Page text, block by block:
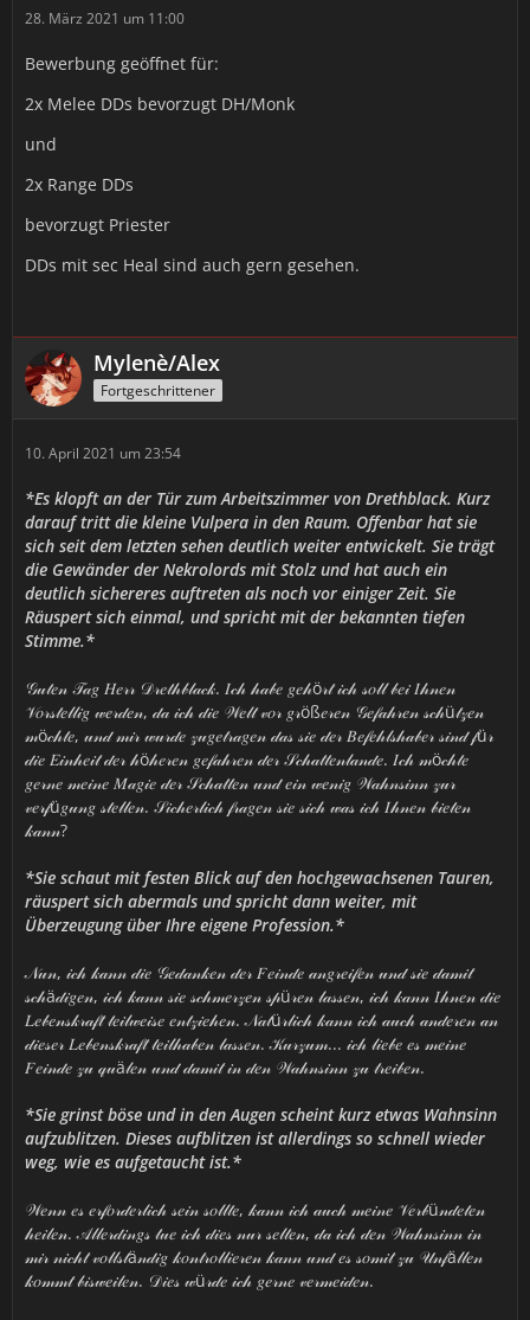
28. März 2021 um 11:00
Bewerbung geöffnet für:
2x Melee DDs bevorzugt DH/Monk
und
2x Range DDs
bevorzugt Priester
DDs mit sec Heal sind auch gern gesehen.
Mylenè/Alex
Fortgeschrittener
10. April 2021 um 23:54
*Es klopft an der Tür zum Arbeitszimmer von Drethblack. Kurz
darauf tritt die kleine Vulpera in den Raum. Offenbar hat sie
sich seit dem letzten sehen deutlich weiter entwickelt. Sie trägt
die Gewänder der Nekrolords mit Stolz und hat auch ein
deutlich sichereres auftreten als noch vor einiger Zeit. Sie
Räuspert sich einmal, und spricht mit der bekannten tiefen
Stimme.*
𝒢𝓊𝓉𝑒𝓃 𝒯𝒶𝑔 𝐻𝑒𝓇𝓇 𝒟𝓇𝑒𝓉𝒽𝒷𝓁𝒶𝒸𝓀. 𝐼𝒸𝒽 𝒽𝒶𝒷𝑒 𝑔𝑒𝒽ö𝓇𝓉 𝒾𝒸𝒽 𝓈𝑜𝓁𝓁 𝒷𝑒𝒾 𝐼𝒽𝓃𝑒𝓃
𝒱𝑜𝓇𝓈𝓉𝑒𝓁𝓁𝒾𝑔 𝓌𝑒𝓇𝒹𝑒𝓃, 𝒹𝒶 𝒾𝒸𝒽 𝒹𝒾𝑒 𝒲𝑒𝓁𝓉 𝓋𝑜𝓇 𝑔𝓇öß𝑒𝓇𝑒𝓃 𝒢𝑒𝒻𝒶𝒽𝓇𝑒𝓃 𝓈𝒸𝒽ü𝓉𝓏𝑒𝓃
𝓂ö𝒸𝒽𝓉𝑒, 𝓊𝓃𝒹 𝓂𝒾𝓇 𝓌𝓊𝓇𝒹𝑒 𝓏𝓊𝑔𝑒𝓉𝓇𝒶𝑔𝑒𝓃 𝒹𝒶𝓈 𝓈𝒾𝑒 𝒹𝑒𝓇 𝐵𝑒𝒻𝑒𝒽𝓁𝓈𝒽𝒶𝒷𝑒𝓇 𝓈𝒾𝓃𝒹 𝒻ü𝓇
𝒹𝒾𝑒 𝐸𝒾𝓃𝒽𝑒𝒾𝓉 𝒹𝑒𝓇 𝒽ö𝒽𝑒𝓇𝑒𝓃 𝑔𝑒𝒻𝒶𝒽𝓇𝑒𝓃 𝒹𝑒𝓇 𝒮𝒸𝒽𝒶𝓉𝓉𝑒𝓃𝓁𝒶𝓃𝒹𝑒. 𝐼𝒸𝒽 𝓂ö𝒸𝒽𝓉𝑒
𝑔𝑒𝓇𝓃𝑒 𝓂𝑒𝒾𝓃𝑒 𝑀𝒶𝑔𝒾𝑒 𝒹𝑒𝓇 𝒮𝒸𝒽𝒶𝓉𝓉𝑒𝓃 𝓊𝓃𝒹 𝑒𝒾𝓃 𝓌𝑒𝓃𝒾𝑔 𝒲𝒶𝒽𝓃𝓈𝒾𝓃𝓃 𝓏𝓊𝓇
𝓋𝑒𝓇𝒻ü𝑔𝓊𝓃𝑔 𝓈𝓉𝑒𝓁𝓁𝑒𝓃. 𝒮𝒾𝒸𝒽𝑒𝓇𝓁𝒾𝒸𝒽 𝒻𝓇𝒶𝑔𝑒𝓃 𝓈𝒾𝑒 𝓈𝒾𝒸𝒽 𝓌𝒶𝓈 𝒾𝒸𝒽 𝐼𝒽𝓃𝑒𝓃 𝒷𝒾𝑒𝓉𝑒𝓃
𝓀𝒶𝓃𝓃?
*Sie schaut mit festen Blick auf den hochgewachsenen Tauren,
räuspert sich abermals und spricht dann weiter, mit
Überzeugung über Ihre eigene Profession.*
𝒩𝓊𝓃, 𝒾𝒸𝒽 𝓀𝒶𝓃𝓃 𝒹𝒾𝑒 𝒢𝑒𝒹𝒶𝓃𝓀𝑒𝓃 𝒹𝑒𝓇 𝐹𝑒𝒾𝓃𝒹𝑒 𝒶𝓃𝑔𝓇𝑒𝒾𝒻𝑒𝓃 𝓊𝓃𝒹 𝓈𝒾𝑒 𝒹𝒶𝓂𝒾𝓉
𝓈𝒸𝒽ä𝒹𝒾𝑔𝑒𝓃, 𝒾𝒸𝒽 𝓀𝒶𝓃𝓃 𝓈𝒾𝑒 𝓈𝒸𝒽𝓂𝑒𝓇𝓏𝑒𝓃 𝓈𝓅ü𝓇𝑒𝓃 𝓁𝒶𝓈𝓈𝑒𝓃, 𝒾𝒸𝒽 𝓀𝒶𝓃𝓃 𝐼𝒽𝓃𝑒𝓃 𝒹𝒾𝑒
𝐿𝑒𝒷𝑒𝓃𝓈𝓀𝓇𝒶𝒻𝓉 𝓉𝑒𝒾𝓁𝓌𝑒𝒾𝓈𝑒 𝑒𝓃𝓉𝓏𝒾𝑒𝒽𝑒𝓃. 𝒩𝒶𝓉ü𝓇𝓁𝒾𝒸𝒽 𝓀𝒶𝓃𝓃 𝒾𝒸𝒽 𝒶𝓊𝒸𝒽 𝒶𝓃𝒹𝑒𝓇𝑒𝓃 𝒶𝓃
𝒹𝒾𝑒𝓈𝑒𝓇 𝐿𝑒𝒷𝑒𝓃𝓈𝓀𝓇𝒶𝒻𝓉 𝓉𝑒𝒾𝓁𝒽𝒶𝒷𝑒𝓃 𝓁𝒶𝓈𝓈𝑒𝓃. 𝒦𝓊𝓇𝓏𝓊𝓂... 𝒾𝒸𝒽 𝓁𝒾𝑒𝒷𝑒 𝑒𝓈 𝓂𝑒𝒾𝓃𝑒
𝐹𝑒𝒾𝓃𝒹𝑒 𝓏𝓊 𝓆𝓊ä𝓁𝑒𝓃 𝓊𝓃𝒹 𝒹𝒶𝓂𝒾𝓉 𝒾𝓃 𝒹𝑒𝓃 𝒲𝒶𝒽𝓃𝓈𝒾𝓃𝓃 𝓏𝓊 𝓉𝓇𝑒𝒾𝒷𝑒𝓃.
*Sie grinst böse und in den Augen scheint kurz etwas Wahnsinn
aufzublitzen. Dieses aufblitzen ist allerdings so schnell wieder
weg, wie es aufgetaucht ist.*
𝒲𝑒𝓃𝓃 𝑒𝓈 𝑒𝓇𝒻𝑜𝓇𝒹𝑒𝓇𝓁𝒾𝒸𝒽 𝓈𝑒𝒾𝓃 𝓈𝑜𝓁𝓁𝓉𝑒, 𝓀𝒶𝓃𝓃 𝒾𝒸𝒽 𝒶𝓊𝒸𝒽 𝓂𝑒𝒾𝓃𝑒 𝒱𝑒𝓇𝒷ü𝓃𝒹𝑒𝓉𝑒𝓃
𝒽𝑒𝒾𝓁𝑒𝓃. 𝒜𝓁𝓁𝑒𝓇𝒹𝒾𝓃𝑔𝓈 𝓉𝓊𝑒 𝒾𝒸𝒽 𝒹𝒾𝑒𝓈 𝓃𝓊𝓇 𝓈𝑒𝓁𝓉𝑒𝓃, 𝒹𝒶 𝒾𝒸𝒽 𝒹𝑒𝓃 𝒲𝒶𝒽𝓃𝓈𝒾𝓃𝓃 𝒾𝓃
𝓂𝒾𝓇 𝓃𝒾𝒸𝒽𝓉 𝓋𝑜𝓁𝓁𝓈𝓉ä𝓃𝒹𝒾𝑔 𝓀𝑜𝓃𝓉𝓇𝑜𝓁𝓁𝒾𝑒𝓇𝑒𝓃 𝓀𝒶𝓃𝓃 𝓊𝓃𝒹 𝑒𝓈 𝓈𝑜𝓂𝒾𝓉 𝓏𝓊 𝒰𝓃𝒻ä𝓁𝓁𝑒𝓃
𝓀𝑜𝓂𝓂𝓉 𝒷𝒾𝓈𝓌𝑒𝒾𝓁𝑒𝓃. 𝒟𝒾𝑒𝓈 𝓌ü𝓇𝒹𝑒 𝒾𝒸𝒽 𝑔𝑒𝓇𝓃𝑒 𝓋𝑒𝓇𝓂𝑒𝒾𝒹𝑒𝓃.